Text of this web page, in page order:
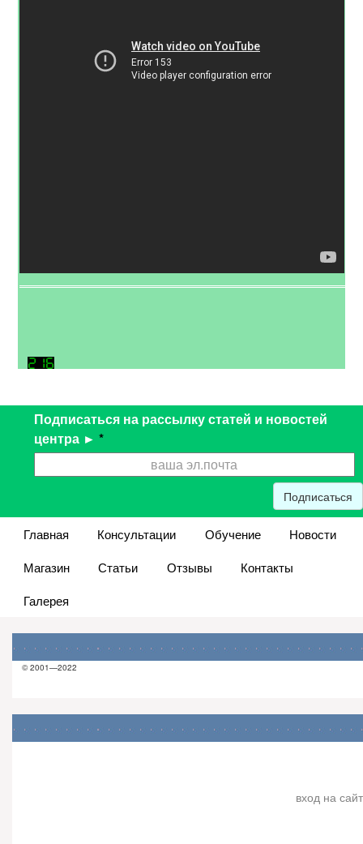
Подписаться на рассылку статей и новостей
центра ► *
Подписаться
Главная Консультации Обучение
Новости
Магазин
Статьи Отзывы
Контакты
Галерея
© 2001—2022
вход на сайт